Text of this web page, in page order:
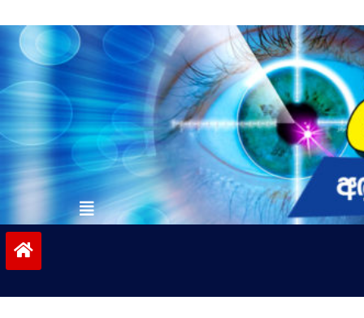
to
contentvinivida.lk